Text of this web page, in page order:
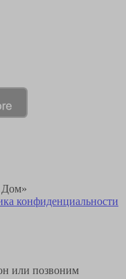
Дом»
конфиденциальности
или позвоним